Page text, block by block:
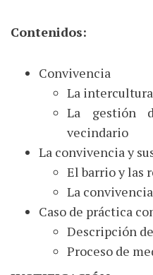
Contenidos:
Convivencia
La
La gestión
vecindario
La convivencia y
El barrio y las
La
Caso de práctica
Descripción
Proceso de